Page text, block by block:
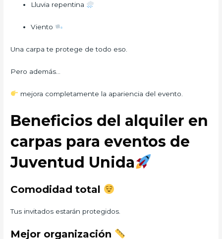
Lluvia repentina
Viento
Una carpa te protege de todo eso.
Pero además…
mejora completamente la apariencia del evento.
Beneficios del alquiler en
carpas para eventos de
Juventud Unida
Comodidad total
Tus invitados estarán protegidos.
Mejor organización